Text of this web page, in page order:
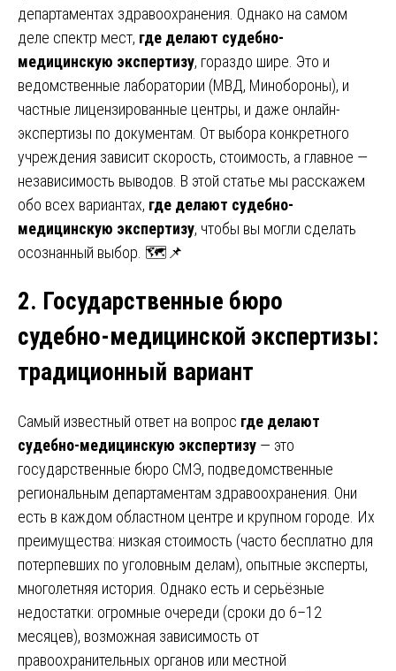
департаментах здравоохранения. Однако на самом
деле спектр мест, где делают судебно-
медицинскую экспертизу, гораздо шире. Это и
ведомственные лаборатории (МВД, Минобороны), и
частные лицензированные центры, и даже онлайн-
экспертизы по документам. От выбора конкретного
учреждения зависит скорость, стоимость, а главное —
независимость выводов. В этой статье мы расскажем
обо всех вариантах, где делают судебно-
медицинскую экспертизу, чтобы вы могли сделать
осознанный выбор. 🗺️📌
2. Государственные бюро
судебно-медицинской экспертизы:
традиционный вариант
Самый известный ответ на вопрос где делают
судебно-медицинскую экспертизу — это
государственные бюро СМЭ, подведомственные
региональным департаментам здравоохранения. Они
есть в каждом областном центре и крупном городе. Их
преимущества: низкая стоимость (часто бесплатно для
потерпевших по уголовным делам), опытные эксперты,
многолетняя история. Однако есть и серьёзные
недостатки: огромные очереди (сроки до 6–12
месяцев), возможная зависимость от
правоохранительных органов или местной